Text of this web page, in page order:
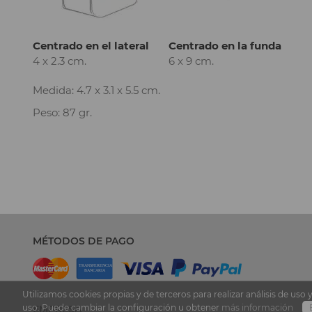
Centrado en el lateral
4 x 2.3 cm.
Centrado en la funda
6 x 9 cm.
Medida: 4.7 x 3.1 x 5.5 cm.
Peso: 87 gr.
MÉTODOS DE PAGO
EMPRESA
Utilizamos cookies propias y de terceros para realizar análisis de
uso. Puede cambiar la configuración u obtener más información